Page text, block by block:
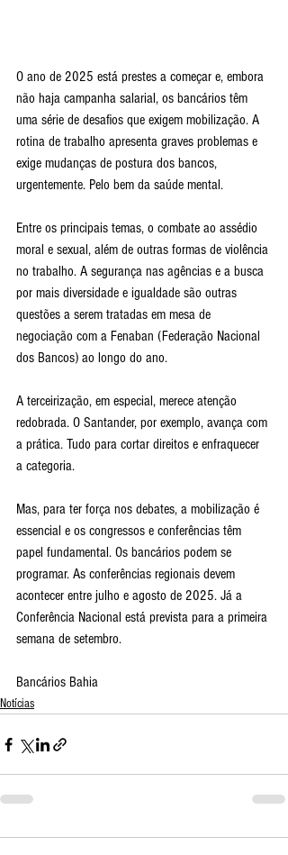
O ano de 2025 está prestes a começar e, embora
não haja campanha salarial, os bancários têm
uma série de desafios que exigem mobilização. A
rotina de trabalho apresenta graves problemas e
exige mudanças de postura dos bancos,
urgentemente. Pelo bem da saúde mental.
Entre os principais temas, o combate ao assédio
moral e sexual, além de outras formas de violência
no trabalho. A segurança nas agências e a busca
por mais diversidade e igualdade são outras
questões a serem tratadas em mesa de
negociação com a Fenaban (Federação Nacional
dos Bancos) ao longo do ano.
A terceirização, em especial, merece atenção
redobrada. O Santander, por exemplo, avança com
a prática. Tudo para cortar direitos e enfraquecer
a categoria.
Mas, para ter força nos debates, a mobilização é
essencial e os congressos e conferências têm
papel fundamental. Os bancários podem se
programar. As conferências regionais devem
acontecer entre julho e agosto de 2025. Já a
Conferência Nacional está prevista para a primeira
semana de setembro.
Bancários Bahia
Notícias